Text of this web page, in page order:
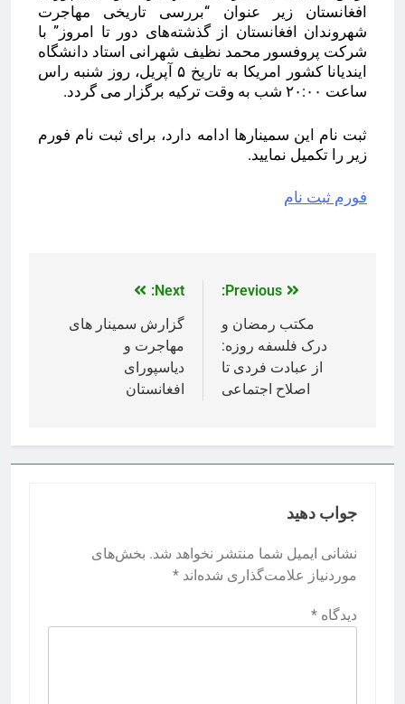
افغانستان زیر عنوان “بررسی تاریخی مهاجرت
شهروندان افغانستان از گذشته‌های دور تا امروز” با
شرکت پروفسور محمد نظیف شهرانی استاد دانشگاه
ایندیانا کشور امریکا به تاریخ ۵ آپریل، روز شنبه راس
ساعت ۲۰:۰۰ شب به وقت ترکیه برگزار می گردد.
ثبت نام این سمینارها ادامه دارد، برای ثبت نام فورم
زیر را تکمیل نمایید.
فورم ثبت نام
Previous:
مکتب رمضان و
درک فلسفه روزه:
از عبادت فردی تا
اصلاح اجتماعی
Next:
گزارش سمینار های
مهاجرت و
دیاسپورای
افغانستان
جواب دهید
نشانی ایمیل شما منتشر نخواهد شد. بخش‌های
موردنیاز علامت‌گذاری شده‌اند *
دیدگاه *